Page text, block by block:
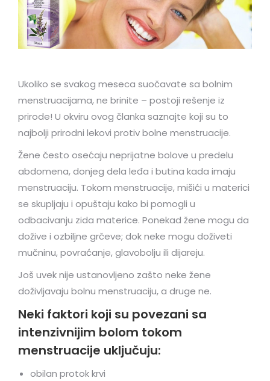
Ukoliko se svakog meseca suočavate sa bolnim
menstruacijama, ne brinite – postoji rešenje iz
prirode! U okviru ovog članka saznajte koji su to
najbolji prirodni lekovi protiv bolne menstruacije.
Žene često osećaju neprijatne bolove u predelu
abdomena, donjeg dela leđa i butina kada imaju
menstruaciju. Tokom menstruacije, mišići u materici
se skupljaju i opuštaju kako bi pomogli u
odbacivanju zida materice. Ponekad žene mogu da
dožive i ozbiljne grčeve; dok neke mogu doživeti
mučninu, povraćanje, glavobolju ili dijareju.
Još uvek nije ustanovljeno zašto neke žene
doživljavaju bolnu menstruaciju, a druge ne.
Neki faktori koji su povezani sa
intenzivnijim bolom tokom
menstruacije uključuju:
obilan protok krvi